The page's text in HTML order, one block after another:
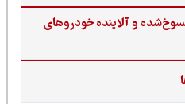
و آلاینده خودروهای